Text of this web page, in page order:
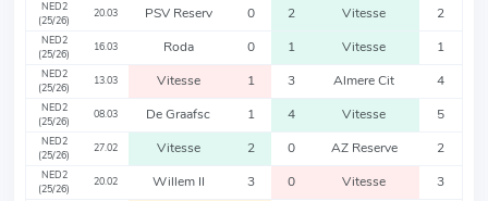
NED2
(25/26)
20.03 PSV Reserv 0 2 Vitesse 2
NED2
(25/26)
16.03 Roda 0 1 Vitesse 1
NED2
(25/26)
13.03 Vitesse 1 3 Almere Cit 4
NED2
(25/26)
08.03 De Graafsc 1 4 Vitesse 5
NED2
(25/26)
27.02 Vitesse 2 0 AZ Reserve 2
NED2
(25/26)
20.02 Willem II 3 0 Vitesse 3